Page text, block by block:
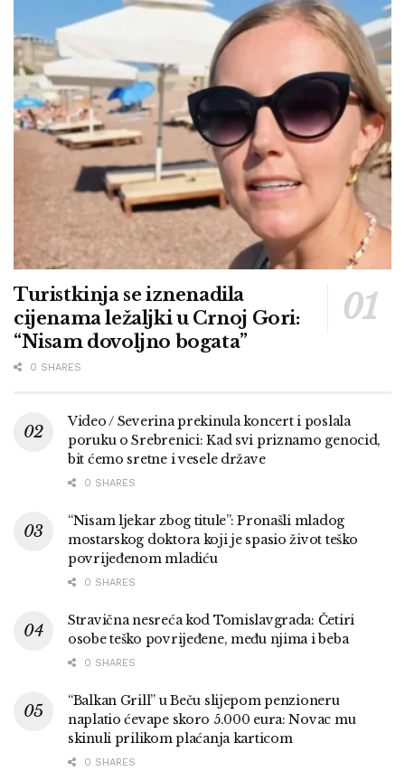
Turistkinja se iznenadila
cijenama ležaljki u Crnoj Gori:
“Nisam dovoljno bogata”
0 SHARES
Video / Severina prekinula koncert i poslala
poruku o Srebrenici: Kad svi priznamo genocid,
bit ćemo sretne i vesele države
0 SHARES
“Nisam ljekar zbog titule”: Pronašli mladog
mostarskog doktora koji je spasio život teško
povrijeđenom mladiću
0 SHARES
Stravična nesreća kod Tomislavgrada: Četiri
osobe teško povrijeđene, među njima i beba
0 SHARES
“Balkan Grill” u Beču slijepom penzioneru
naplatio ćevape skoro 5.000 eura: Novac mu
skinuli prilikom plaćanja karticom
0 SHARES